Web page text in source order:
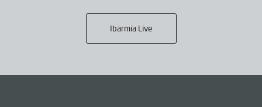
Ibarmia Live